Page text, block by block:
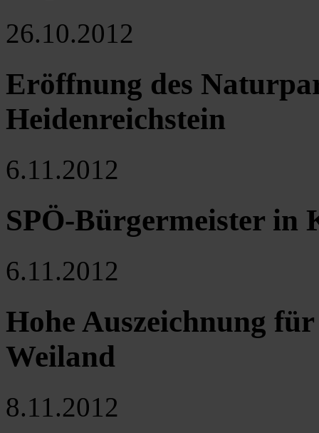
26.10.2012
Eröffnung des
Heidenreichstein
6.11.2012
SPÖ-Bürgermeister in
6.11.2012
Hohe Auszeichnung
Weiland
8.11.2012